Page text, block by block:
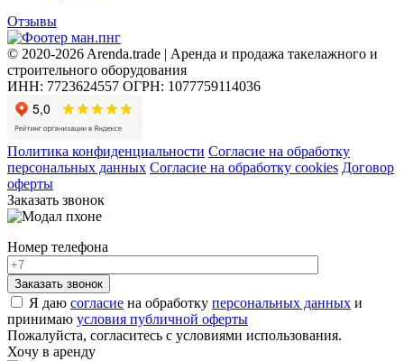
Отзывы
© 2020-2026 Arenda.trade | Аренда и продажа такелажного и
строительного оборудования
ИНН: 7723624557 ОГРН: 1077759114036
Политика конфиденциальности Согласие на обработку
персональных данных Согласие на обработку cookies Договор
оферты
Заказать звонок
Номер телефона
Я даю согласие на обработку персональных данных и
принимаю условия публичной оферты
Пожалуйста, согласитесь с условиями использования.
Хочу в аренду